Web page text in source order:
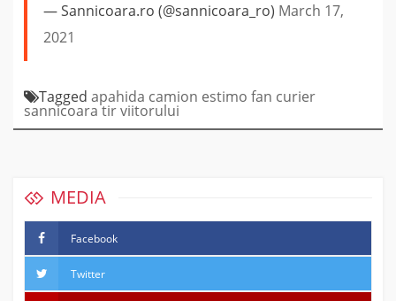
— Sannicoara.ro (@sannicoara_ro) March 17,
2021
Tagged apahida camion estimo fan curier
sannicoara tirviitorului
MEDIA
Facebook
Twitter